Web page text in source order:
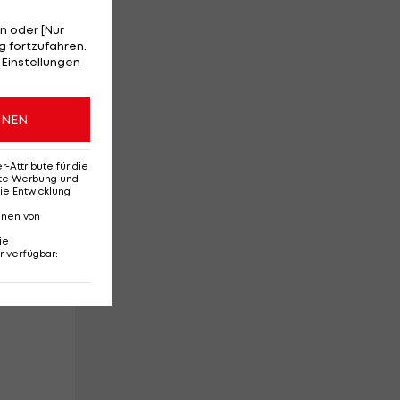
oder [Nur
fortzufahren.
Attribute für die
Werbung und
Entwicklung
von
verfügbar: